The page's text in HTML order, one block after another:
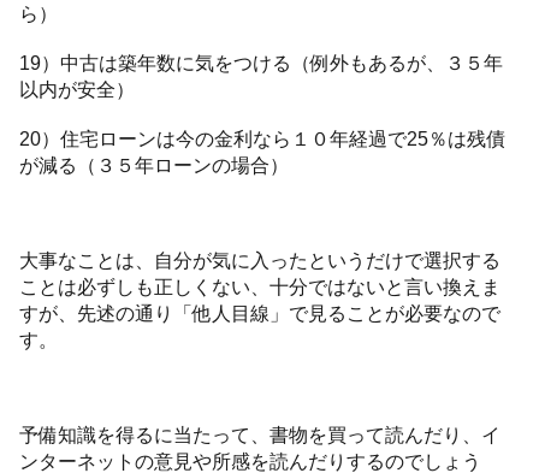
ら）
19）中古は築年数に気をつける（例外もあるが、３５年
以内が安全）
20）住宅ローンは今の金利なら１０年経過で25％は残債
が減る（３５年ローンの場合）
大事なことは、自分が気に入ったというだけで選択する
ことは必ずしも正しくない、十分ではないと言い換えま
すが、先述の通り「他人目線」で見ることが必要なので
す。
予備知識を得るに当たって、書物を買って読んだり、イ
ンターネットの意見や所感を読んだりするのでしょう